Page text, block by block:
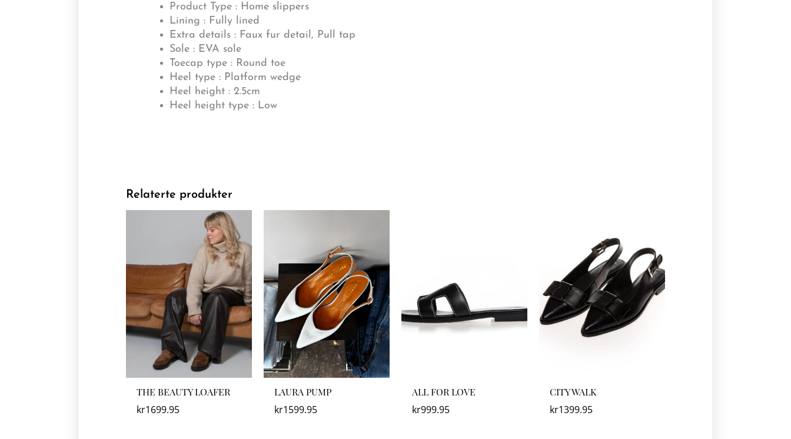
Product Type : Home slippers
Lining : Fully lined
Extra details : Faux fur detail, Pull tap
Sole : EVA sole
Toecap type : Round toe
Heel type : Platform wedge
Heel height : 2.5cm
Heel height type : Low
Relaterte produkter
THE BEAUTY LOAFER
kr1699.95
LAURA PUMP
kr1599.95
ALL FOR LOVE
kr999.95
CITY WALK
kr1399.95